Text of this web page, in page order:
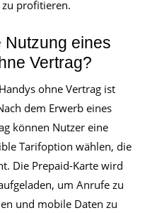
profitieren.
Nutzung eines
Vertrag?
ohne Vertrag ist
dem Erwerb eines
können Nutzer eine
Tarifoption wählen, die
Die Prepaid-Karte wird
um Anrufe zu
und mobile Daten zu